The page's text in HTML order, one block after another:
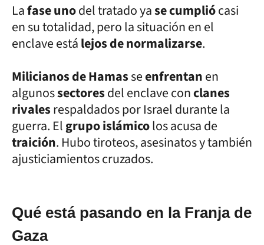
Lafase unodel tratado yase cumpliócasi
en su totalidad, pero la situación en el
enclave estálejos de normalizarse.
Milicianos de Hamasseenfrentanen
algunossectoresdel enclave conclanes
rivalesrespaldados por Israel durante la
guerra. Elgrupo islámicolos acusa de
traición. Hubo tiroteos, asesinatos y también
ajusticiamientos cruzados.
Qué está pasando en la Franja de
Gaza